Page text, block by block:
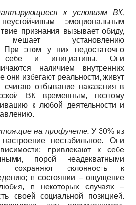
к условиям ВК,
неустойчивым эмоциональным
признания вызывает обиду,
мешает установлению
При этом у них недостаточно
себе и инициативы. Они
наличием внутренних
они избегают реальности, живут
считаю отбывание наказания в
ВК временным, поэтому
к любой деятельности и
на профучете. У 30% из
нестабильное. Они
привлекают к себе
порой неадекватными
сохраняют склонность к
в состоянии – ощущение
в некоторых случаях –
своей социальной позицией.